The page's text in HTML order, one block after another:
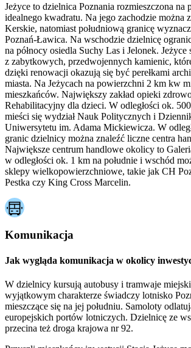
Jeżyce to dzielnica Poznania rozmieszczona na
idealnego kwadratu. Na jego zachodzie można
Kerskie, natomiast południową granicę
Poznań-Ławica. Na wschodzie dzielnicę
na północy osiedla Suchy Las i Jelonek. Jeżyce
z zabytkowych, przedwojennych kamienic,
dzięki renowacji okazują się być perełkami
miasta. Na Jeżycach na powierzchni 2 km kw
mieszkańców. Największy zakład opieki
Rehabilitacyjny dla dzieci. W odległości ok.
mieści się wydział Nauk Politycznych i
Uniwersytetu im. Adama Mickiewicza. W
granic dzielnicy można znaleźć liczne centra
Największe centrum handlowe okolicy to
w odległości ok. 1 km na południe i wschód
sklepy wielkopowierzchniowe, takie jak CH
Pestka czy King Cross Marcelin.
Komunikacja
Jak wygląda komunikacja w okolicy
W dzielnicy kursują autobusy i tramwaje
wyjątkowym charakterze świadczy lotnisko
mieszczące się na jej południu. Samoloty
europejskich portów lotniczych. Dzielnicę ze
przecina też droga krajowa nr 92.